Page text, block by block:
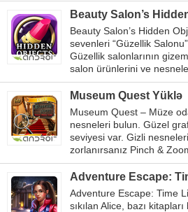
Beauty Salon’s
Beauty Salon’s Hidden
sevenleri “Güzellik
Güzellik salonlarının
salon ürünlerini ve
Museum Quest Yüklə
Museum Quest – Müze
nesneleri bulun. Güzel
seviyesi var. Gizli
zorlanırsanız Pinch &
Adventure Escape:
Adventure Escape: Time
sıkılan Alice, bazı